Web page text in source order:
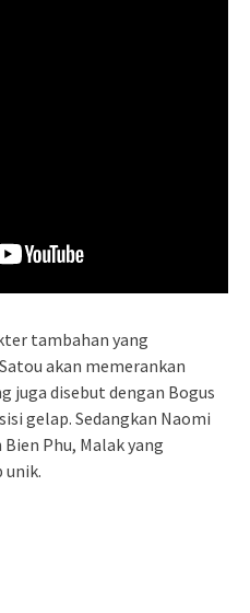
tambahan yang
akan memerankan
juga disebut dengan Bogus
gelap. Sedangkan Naomi
Phu, Malak yang
unik.